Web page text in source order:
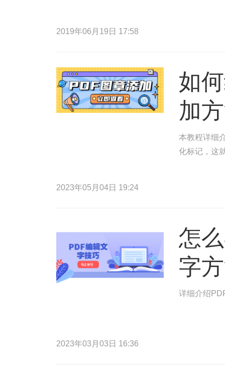
2019年06月19日 17:58
如
加
本教程详细
化标记，这
2023年05月04日 19:24
怎
字
详细介绍
2023年03月03日 16:36